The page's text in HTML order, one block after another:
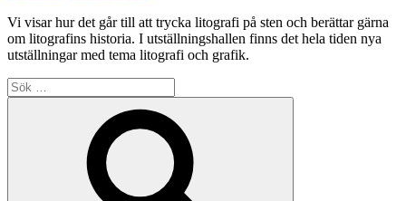
Vi visar hur det går till att trycka litografi på sten och berättar gärna
om litografins historia. I utställningshallen finns det hela tiden nya
utställningar med tema litografi och grafik.
Sök
efter: